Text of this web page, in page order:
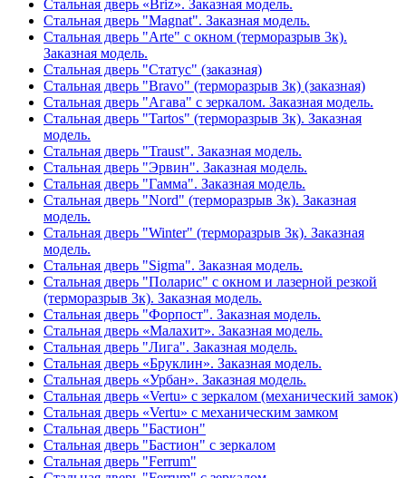
Стальная дверь «Briz». Заказная модель.
Стальная дверь "Magnat". Заказная модель.
Стальная дверь "Arte" с окном (терморазрыв 3к).
Заказная модель.
Стальная дверь "Статус" (заказная)
Стальная дверь "Bravo" (терморазрыв 3к) (заказная)
Стальная дверь "Агава" с зеркалом. Заказная модель.
Стальная дверь "Tartos" (терморазрыв 3к). Заказная
модель.
Стальная дверь "Traust". Заказная модель.
Стальная дверь "Эрвин". Заказная модель.
Стальная дверь "Гамма". Заказная модель.
Стальная дверь "Nord" (терморазрыв 3к). Заказная
модель.
Стальная дверь "Winter" (терморазрыв 3к). Заказная
модель.
Стальная дверь "Sigma". Заказная модель.
Стальная дверь "Поларис" с окном и лазерной резкой
(терморазрыв 3к). Заказная модель.
Стальная дверь "Форпост". Заказная модель.
Стальная дверь «Малахит». Заказная модель.
Стальная дверь "Лига". Заказная модель.
Стальная дверь «Бруклин». Заказная модель.
Стальная дверь «Урбан». Заказная модель.
Стальная дверь «Vertu» с зеркалом (механический замок)
Стальная дверь «Vertu» с механическим замком
Стальная дверь "Бастион"
Стальная дверь "Бастион" с зеркалом
Стальная дверь "Ferrum"